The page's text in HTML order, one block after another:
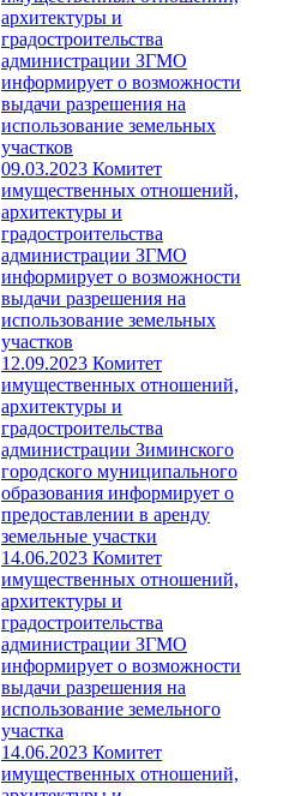
архитектуры и
градостроительства
администрации ЗГМО
информирует о возможности
выдачи разрешения на
использование земельных
участков
09.03.2023 Комитет
имущественных отношений,
архитектуры и
градостроительства
администрации ЗГМО
информирует о возможности
выдачи разрешения на
использование земельных
участков
12.09.2023 Комитет
имущественных отношений,
архитектуры и
градостроительства
администрации Зиминского
городского муниципального
образования информирует о
предоставлении в аренду
земельные участки
14.06.2023 Комитет
имущественных отношений,
архитектуры и
градостроительства
администрации ЗГМО
информирует о возможности
выдачи разрешения на
использование земельного
участка
14.06.2023 Комитет
имущественных отношений,